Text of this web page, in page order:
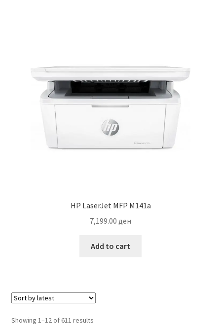
HP LaserJet MFP M141a
7,199.00 ден
Add to cart
Showing 1–12 of 611 resultsSorted